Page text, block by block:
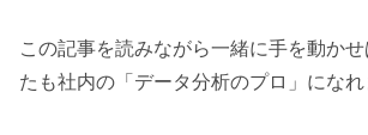
この記事を読みながら一緒に手を動か
たも社内の「データ分析のプロ」になれ